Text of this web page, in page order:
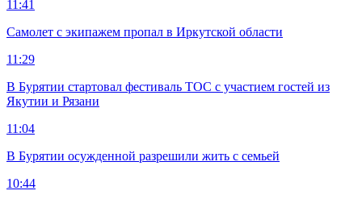
11:41
Самолет с экипажем пропал в Иркутской области
11:29
В Бурятии стартовал фестиваль ТОС с участием гостей из
Якутии и Рязани
11:04
В Бурятии осужденной разрешили жить с семьей
10:44